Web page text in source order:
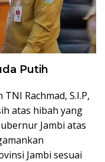
Putih
Rachmad, S.I.P,
atas hibah yang
Jambi atas
Jambi sesuai